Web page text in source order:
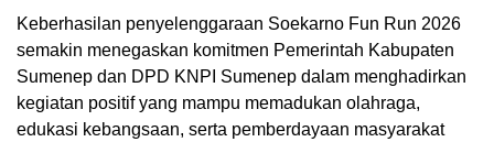
Keberhasilan penyelenggaraan Soekarno Fun Run 2026
semakin menegaskan komitmen Pemerintah Kabupaten
Sumenep dan DPD KNPI Sumenep dalam menghadirkan
kegiatan positif yang mampu memadukan olahraga,
edukasi kebangsaan, serta pemberdayaan masyarakat